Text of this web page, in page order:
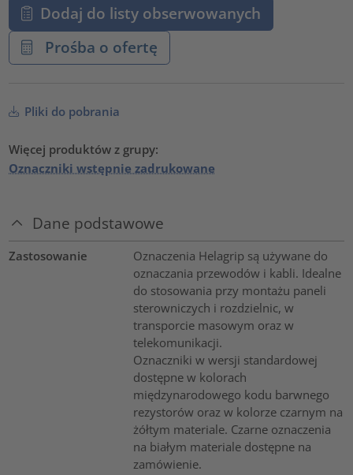
Dodaj do listy obserwowanych
Prośba o ofertę
Pliki do pobrania
Więcej produktów z grupy:
Oznaczniki wstępnie zadrukowane
Dane podstawowe
Zastosowanie
Oznaczenia Helagrip są używane do
oznaczania przewodów i kabli. Idealne
do stosowania przy montażu paneli
sterowniczych i rozdzielnic, w
transporcie masowym oraz w
telekomunikacji.
Oznaczniki w wersji standardowej
dostępne w kolorach
międzynarodowego kodu barwnego
rezystorów oraz w kolorze czarnym na
żółtym materiale. Czarne oznaczenia
na białym materiale dostępne na
zamówienie.